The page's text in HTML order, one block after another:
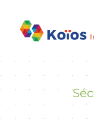
content